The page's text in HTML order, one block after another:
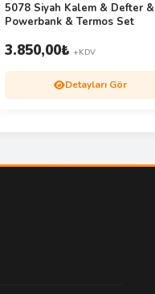
5078 Siyah Kalem & Defter &
Powerbank & Termos Set
3.850,00₺ +KDV
Detayları Gör